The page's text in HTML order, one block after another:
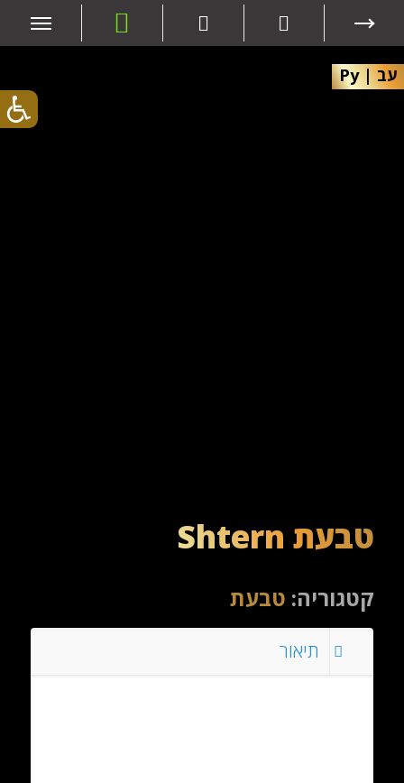
עב|
Ру
טבעת Shtern
קטגוריה: טבעת
תיאור